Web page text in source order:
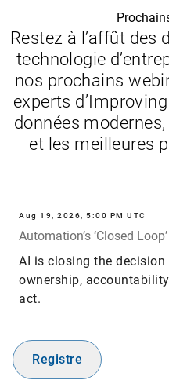
Restez à l’affût des
technologie
nos prochains
experts
données
et les meilleures
Aug 19, 2026, 5:00 PM UTC
Automation’s ‘Closed
AI is closing the
ownership,
act.
Registre